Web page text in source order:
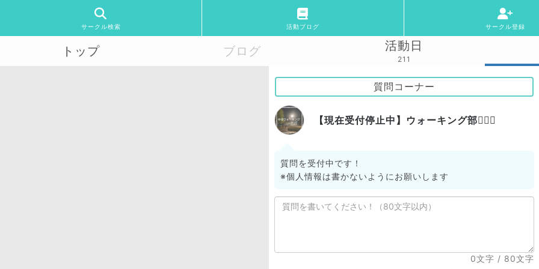
サークル検索 活動ブログ サークル登録
トップ ブログ 活動日
211
質問コーナー
【現在受付停止中】ウォーキング部🏃🏼‍♀️
質問を受付中です！
※個人情報は書かないようにお願いします
0文字 / 80文字